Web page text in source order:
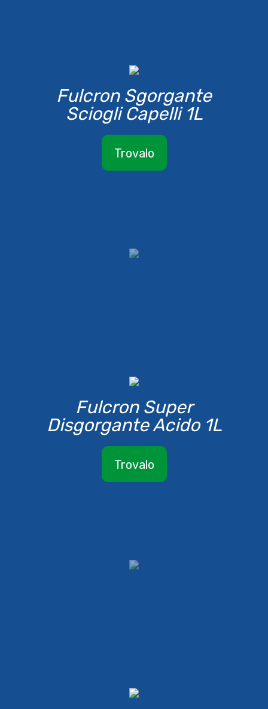
Fulcron Sgorgante
Sciogli Capelli 1L
Trovalo
Fulcron Super
Disgorgante Acido 1L
Trovalo